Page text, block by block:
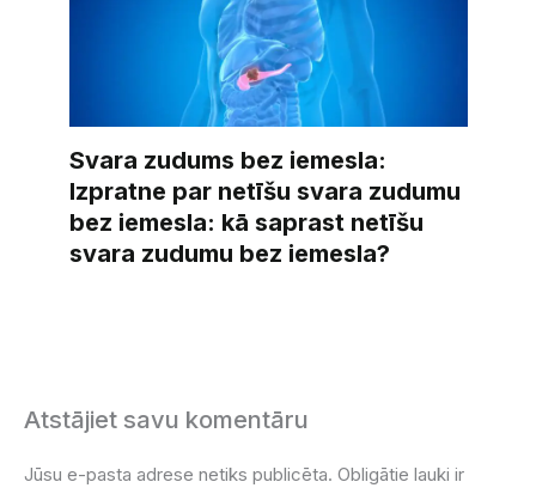
Svara zudums bez iemesla:
Izpratne par netīšu svara zudumu
bez iemesla: kā saprast netīšu
svara zudumu bez iemesla?
Atstājiet savu komentāru
Jūsu e-pasta adrese netiks publicēta. Obligātie lauki ir